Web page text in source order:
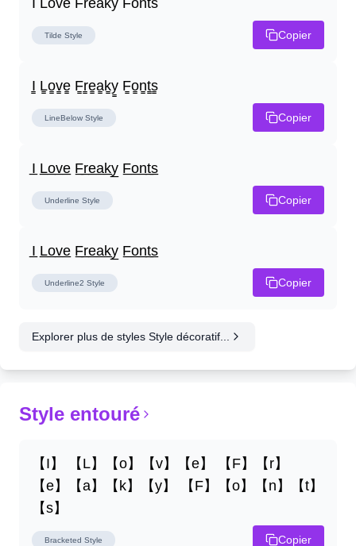
I̾ L̾o̾v̾e̾ F̾r̾e̾a̾k̾y̾ F̾o̾n̾t̾s̾
Tilde Style Copier
I̳ L̳o̳v̳e̳ F̳r̳e̳a̳k̳y̳ F̳o̳n̳t̳s̳
LineBelow Style Copier
I̲ L̲o̲v̲e̲ F̲r̲e̲a̲k̲y̲ F̲o̲n̲t̲s̲
Underline Style Copier
I̲ L̲o̲v̲e̲ F̲r̲e̲a̲k̲y̲ F̲o̲n̲t̲s̲
Underline2 Style Copier
Explorer plus de styles Style décoratif...
Style entouré
【I】 【L】【o】【v】【e】 【F】【r】
【e】【a】【k】【y】 【F】【o】【n】【t】
【s】
Bracketed Style Copier